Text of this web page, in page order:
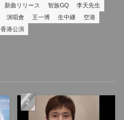
新曲リリース 智族GQ
李天先生
演唱會 王一博 生中継
空港
香港公演